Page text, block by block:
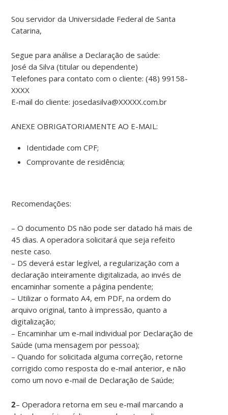
Sou servidor da Universidade Federal de Santa
Catarina,
Segue para análise a Declaração de saúde:
José da Silva (titular ou dependente)
Telefones para contato com o cliente: (48) 99158-
XXXX
E-mail do cliente: josedasilva@XXXXX.com.br
ANEXE OBRIGATORIAMENTE AO E-MAIL:
Identidade com CPF;
Comprovante de residência;
Recomendações:
– O documento DS não pode ser datado há mais de
45 dias. A operadora solicitará que seja refeito
neste caso.
– DS deverá estar legível, a regularização com a
declaração inteiramente digitalizada, ao invés de
encaminhar somente a página pendente;
– Utilizar o formato A4, em PDF, na ordem do
arquivo original, tanto à impressão, quanto a
digitalização;
– Encaminhar um e-mail individual por Declaração de
Saúde (uma mensagem por pessoa);
– Quando for solicitada alguma correção, retorne
corrigido como resposta do e-mail anterior, e não
como um novo e-mail de Declaração de Saúde;
2– Operadora retorna em seu e-mail marcando a